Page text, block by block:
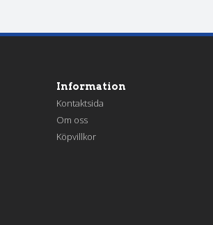
Information
Kontaktsida
Om oss
Köpvillkor